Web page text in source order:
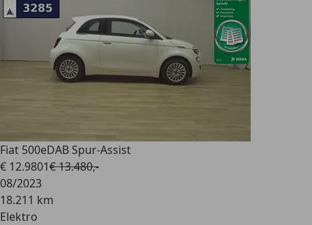
Fiat 500eDAB Spur-Assist
€ 12.9801€ 13.480,-
08/2023
18.211 km
Elektro